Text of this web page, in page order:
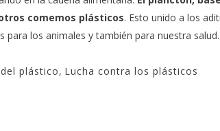
comemos plásticos. Esto unido a los
los animales y también para nuestra salud.
plástico, Lucha contra los plásticos